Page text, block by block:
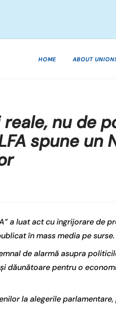
HOME ABOUT
nu de
spune un
a luat act cu ingrijorare de
în mass media pe surse.
de alarmă asupra
dăunătoare pentru o
la alegerile